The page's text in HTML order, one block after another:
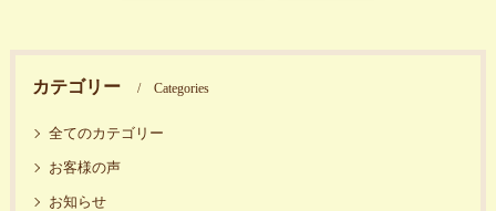
カテゴリー Categories
全てのカテゴリー
お客様の声
お知らせ